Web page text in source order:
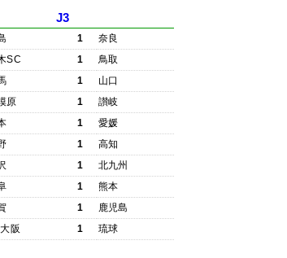
J3
1
奈良
SC 1
鳥取
1
山口
原 1
讃岐
1
愛媛
1
高知
1
北九州
1
熊本
1
鹿児島
阪 1 琉球